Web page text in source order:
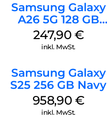
Samsung Galaxy
A26 5G 128 GB
Black
247,90 €
inkl. MwSt.
Samsung Galaxy
S25 256 GB Navy
958,90 €
inkl. MwSt.